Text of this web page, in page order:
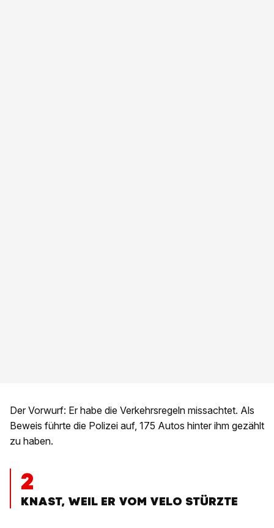
Der Vorwurf: Er habe die Verkehrsregeln missachtet. Als
Beweis führte die Polizei auf, 175 Autos hinter ihm gezählt
zu haben.
2
KNAST, WEIL ER VOM VELO STÜRZTE